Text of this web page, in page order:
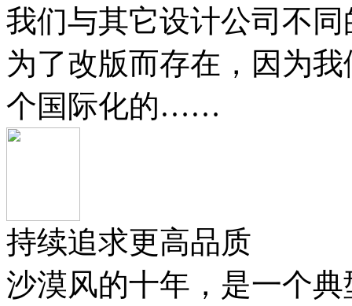
我们与其它设计公司不
为了改版而存在，因为
个国际化的……
持续追求更高品质
沙漠风的十年，是一个